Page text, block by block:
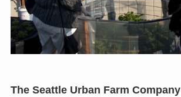
The Seattle Urban Farm Company